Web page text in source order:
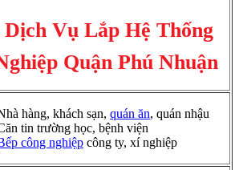
Vụ Lắp Hệ Thống
Quận Phú Nhuận
hàng, khách sạn, quán ăn, quán nhậu
tin trường học, bệnh viện
công nghiệp công ty, xí nghiệp